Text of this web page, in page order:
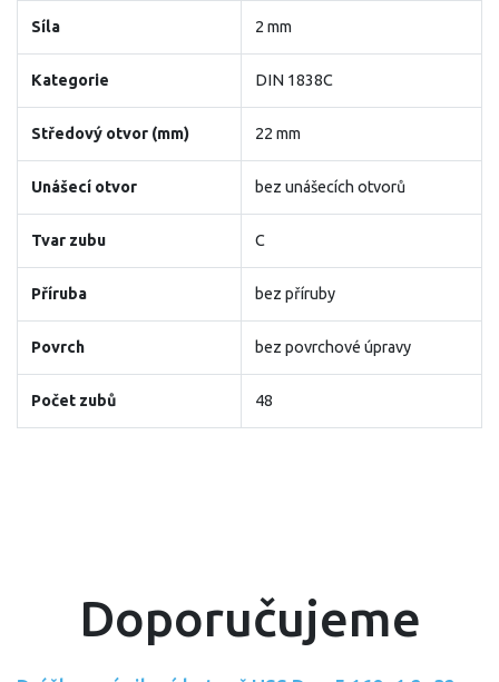
Síla 2 mm
Kategorie DIN 1838C
Středový otvor (mm) 22 mm
Unášecí otvor bez unášecích otvorů
Tvar zubu C
Příruba bez příruby
Povrch bez povrchové úpravy
Počet zubů 48
Doporučujeme